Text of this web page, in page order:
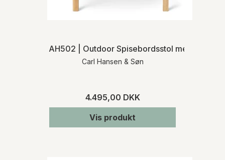
AH502 | Outdoor Spisebordsstol med armlæn
Carl Hansen & Søn
4.495,00 DKK
Vis produkt